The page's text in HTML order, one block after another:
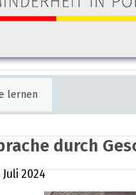
lernen
durch
Juli 2024